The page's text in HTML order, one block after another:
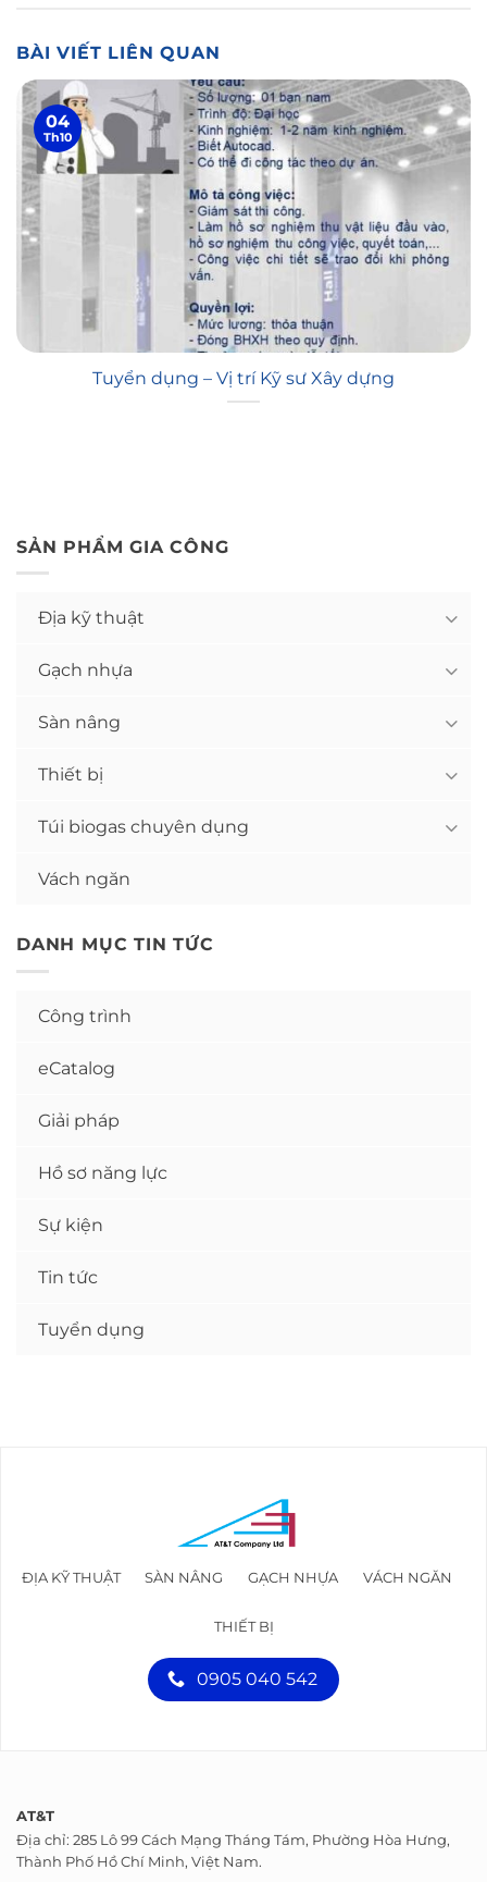
BÀI VIẾT LIÊN QUAN
Tuyển dụng – Vị trí Kỹ sư Xây dựng
04
Th10
SẢN PHẨM GIA CÔNG
Địa kỹ thuật
Gạch nhựa
Sàn nâng
Thiết bị
Túi biogas chuyên dụng
Vách ngăn
DANH MỤC TIN TỨC
Công trình
eCatalog
Giải pháp
Hồ sơ năng lực
Sự kiện
Tin tức
Tuyển dụng
ĐỊA KỸ THUẬT SÀN NÂNG GẠCH NHỰA VÁCH NGĂN
THIẾT BỊ
0905 040 542
AT&T
Địa chỉ: 285 Lô 99 Cách Mạng Tháng Tám, Phường Hòa Hưng,
Thành Phố Hồ Chí Minh, Việt Nam.